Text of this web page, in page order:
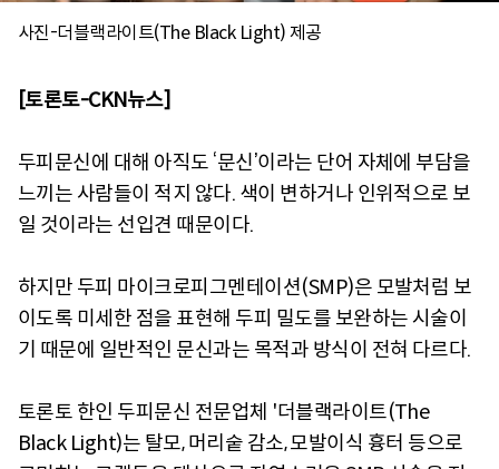
사진-더블랙라이트(The Black Light) 제공
[토론토-CKN뉴스]
두피문신에 대해 아직도 ‘문신’이라는 단어 자체에 부담을
느끼는 사람들이 적지 않다. 색이 변하거나 인위적으로 보
일 것이라는 선입견 때문이다.
하지만 두피 마이크로피그멘테이션(SMP)은 모발처럼 보
이도록 미세한 점을 표현해 두피 밀도를 보완하는 시술이
기 때문에 일반적인 문신과는 목적과 방식이 전혀 다르다.
토론토 한인 두피문신 전문업체 '더블랙라이트(The
Black Light)는 탈모, 머리숱 감소, 모발이식 흉터 등으로